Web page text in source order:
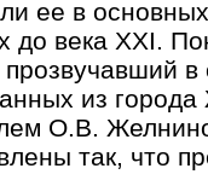
ее в
до века XXI.
в
из
О.В.
так, что